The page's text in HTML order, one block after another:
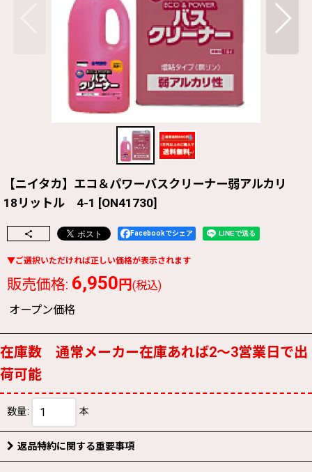
【ニイタカ】エコ＆パワーバスクリーナー弱アルカリ
18リットル 4-1 [ON41730]
Facebookでシェア
販売価格: 6,950円(税込)
オープン価格
在庫数 通常メーカー在庫あれば2〜3営業日で出
荷可能
数量: 本
返品特約に関する重要事項